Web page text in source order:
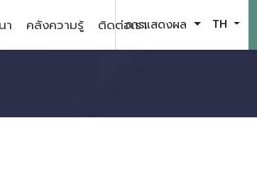
า คลังความรู้ ติดต่อเราการแสดงผล TH